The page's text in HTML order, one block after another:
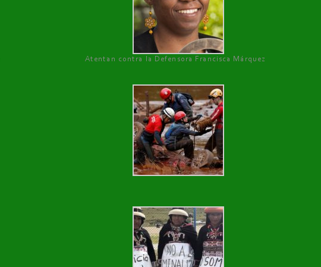
Atentan contra la Defensora Francisca Márquez